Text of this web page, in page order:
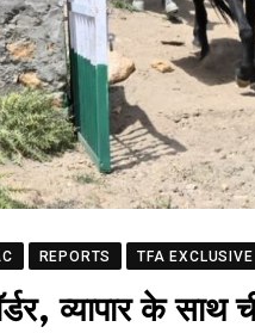
REPORTS TFA EXCLUSIVE
व्यापार के साथ